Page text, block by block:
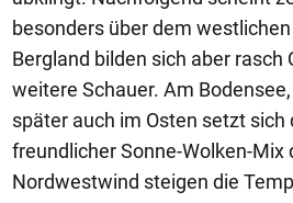
besonders über dem
Bergland bilden sich aber rasch
weitere Schauer. Am
später auch im Osten setzt sich
freundlicher Sonne-Wolken-Mix
Nordwestwind steigen die